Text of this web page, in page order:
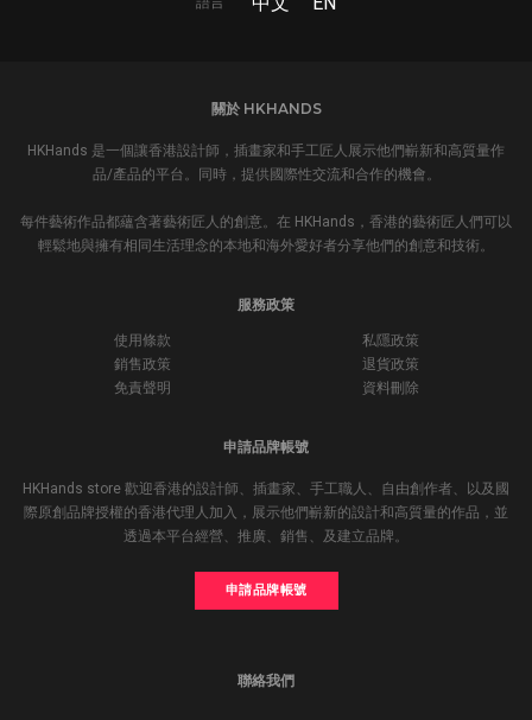
關於 HKHANDS
HKHands 是一個讓香港設計師，插畫家和手工匠人展示他們嶄新和高質量作
品/產品的平台。同時，提供國際性交流和合作的機會。
每件藝術作品都蘊含著藝術匠人的創意。在 HKHands，香港的藝術匠人們可以
輕鬆地與擁有相同生活理念的本地和海外愛好者分享他們的創意和技術。
服務政策
使用條款
私隱政策
銷售政策
退貨政策
免責聲明
資料刪除
申請品牌帳號
HKHands store 歡迎香港的設計師、插畫家、手工職人、自由創作者、以及國
際原創品牌授權的香港代理人加入，展示他們嶄新的設計和高質量的作品，並
透過本平台經營、推廣、銷售、及建立品牌。
申請品牌帳號
聯絡我們